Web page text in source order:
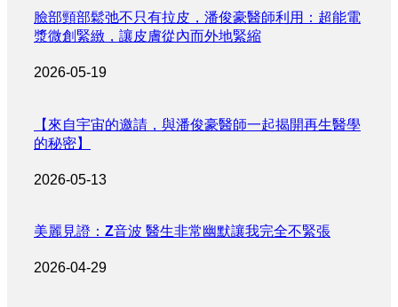
臉部頸部鬆弛不只有拉皮，潘俊豪醫師利用：超能電
漿微創緊緻，讓皮膚從內而外地緊縮
2026-05-19
【來自宇宙的邀請，與潘俊豪醫師一起揭開再生醫學
的秘密】
2026-05-13
美麗見證：Z音波 醫生非常幽默讓我完全不緊張
2026-04-29